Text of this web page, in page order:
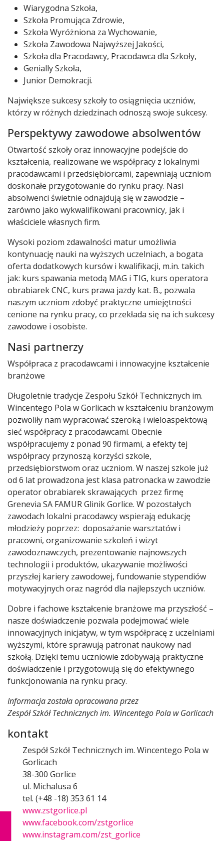
Wiarygodna Szkoła,
Szkoła Promująca Zdrowie,
Szkoła Wyróżniona za Wychowanie,
Szkoła Zawodowa Najwyższej Jakości,
Szkoła dla Pracodawcy, Pracodawca dla Szkoły,
Genially Szkoła,
Junior Demokracji.
Największe sukcesy szkoły to osiągnięcia uczniów,
którzy w różnych dziedzinach odnoszą swoje sukcesy.
Perspektywy zawodowe absolwentów
Otwartość szkoły oraz innowacyjne podejście do
kształcenia, realizowane we współpracy z lokalnymi
pracodawcami i przedsiębiorcami, zapewniają uczniom
doskonałe przygotowanie do rynku pracy. Nasi
absolwenci świetnie odnajdują się w zawodzie –
zarówno jako wykwalifikowani pracownicy, jak i
właściciele własnych firm.
Wysoki poziom zdawalności matur umożliwia
kontynuację nauki na wyższych uczelniach, a bogata
oferta dodatkowych kursów i kwalifikacji, m.in. takich
jak: kurs spawania metodą MAG i TIG, kurs operatora
obrabiarek CNC, kurs prawa jazdy kat. B., pozwala
naszym uczniom zdobyć praktyczne umiejętności
cenione na rynku pracy, co przekłada się na ich sukcesy
zawodowe i osobiste.
Nasi partnerzy
Współpraca z pracodawcami i innowacyjne kształcenie
branżowe
Długoletnie tradycje Zespołu Szkół Technicznych im.
Wincentego Pola w Gorlicach w kształceniu branżowym
pozwoliły nam wypracować szeroką i wieloaspektową
sieć współpracy z pracodawcami. Obecnie
współpracujemy z ponad 90 firmami, a efekty tej
współpracy przynoszą korzyści szkole,
przedsiębiorstwom oraz uczniom. W naszej szkole już
od 6 lat prowadzona jest klasa patronacka w zawodzie
operator obrabiarek skrawających przez firmę
Grenevia SA FAMUR Glinik Gorlice. W pozostałych
zawodach lokalni pracodawcy wspierają edukację
młodzieży poprzez: doposażanie warsztatów i
pracowni, organizowanie szkoleń i wizyt
zawodoznawczych, prezentowanie najnowszych
technologii i produktów, ukazywanie możliwości
przyszłej kariery zawodowej, fundowanie stypendiów
motywacyjnych oraz nagród dla najlepszych uczniów.
Dobre i fachowe kształcenie branżowe ma przyszłość –
nasze doświadczenie pozwala podejmować wiele
innowacyjnych inicjatyw, w tym współpracę z uczelniami
wyższymi, które sprawują patronat naukowy nad
szkołą. Dzięki temu uczniowie zdobywają praktyczne
doświadczenie i przygotowują się do efektywnego
funkcjonowania na rynku pracy.
Informacja została opracowana przez
Zespół Szkół Technicznych im. Wincentego Pola w Gorlicach
kontakt
Zespół Szkół Technicznych im. Wincentego Pola w
Gorlicach
38-300 Gorlice
ul. Michalusa 6
tel. (+48 -18) 353 61 14
www.zstgorlice.pl
www.facebook.com/zstgorlice
www.instagram.com/zst_gorlice